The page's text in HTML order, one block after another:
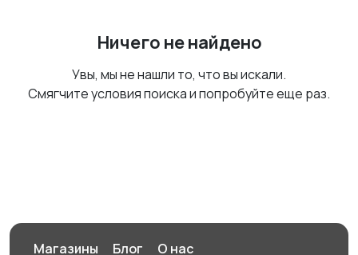
Ничего не найдено
Увы, мы не нашли то, что вы искали.
Смягчите условия поиска и попробуйте еще раз.
Магазины Блог О нас